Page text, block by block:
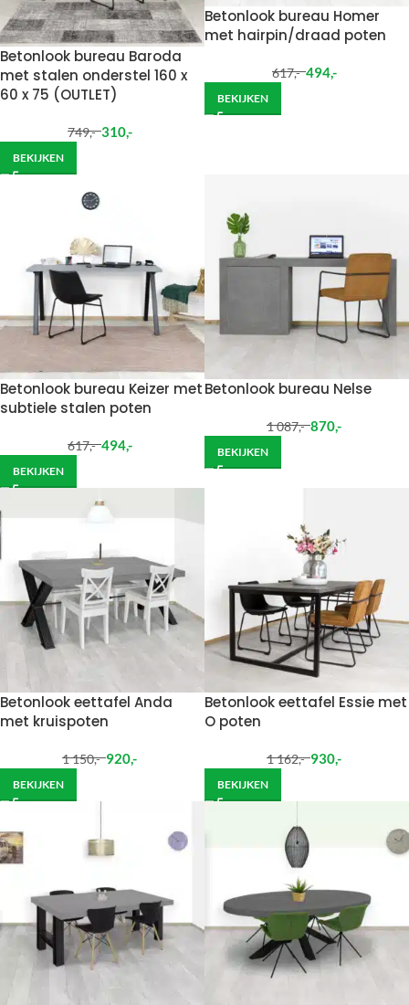
Betonlook bureau Baroda
met stalen onderstel 160 x
60 x 75 (OUTLET)
749,- 310,-
BEKIJKEN
Betonlook bureau Homer
met hairpin/draad poten
617,- 494,-
BEKIJKEN
Betonlook bureau Keizer met
subtiele stalen poten
617,- 494,-
BEKIJKEN
Betonlook bureau Nelse
1 087,- 870,-
BEKIJKEN
Betonlook eettafel Anda
met kruispoten
1 150,- 920,-
BEKIJKEN
Betonlook eettafel Essie met
O poten
1 162,- 930,-
BEKIJKEN